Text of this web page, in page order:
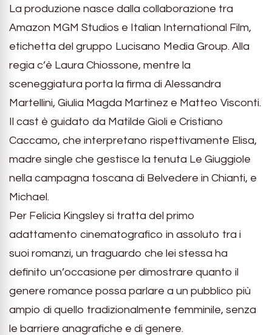
La produzione nasce dalla collaborazione tra
Amazon MGM Studios e Italian International Film,
etichetta del gruppo Lucisano Media Group. Alla
regia c’è Laura Chiossone, mentre la
sceneggiatura porta la firma di Alessandra
Martellini, Giulia Magda Martinez e Matteo Visconti.
Il cast è guidato da Matilde Gioli e Cristiano
Caccamo, che interpretano rispettivamente Elisa,
madre single che gestisce la tenuta Le Giuggiole
nella campagna toscana di Belvedere in Chianti, e
Michael.
Per Felicia Kingsley si tratta del primo
adattamento cinematografico in assoluto tra i
suoi romanzi, un traguardo che lei stessa ha
definito un’occasione per dimostrare quanto il
genere romance possa parlare a un pubblico più
ampio di quello tradizionalmente femminile, senza
le barriere anagrafiche e di genere.